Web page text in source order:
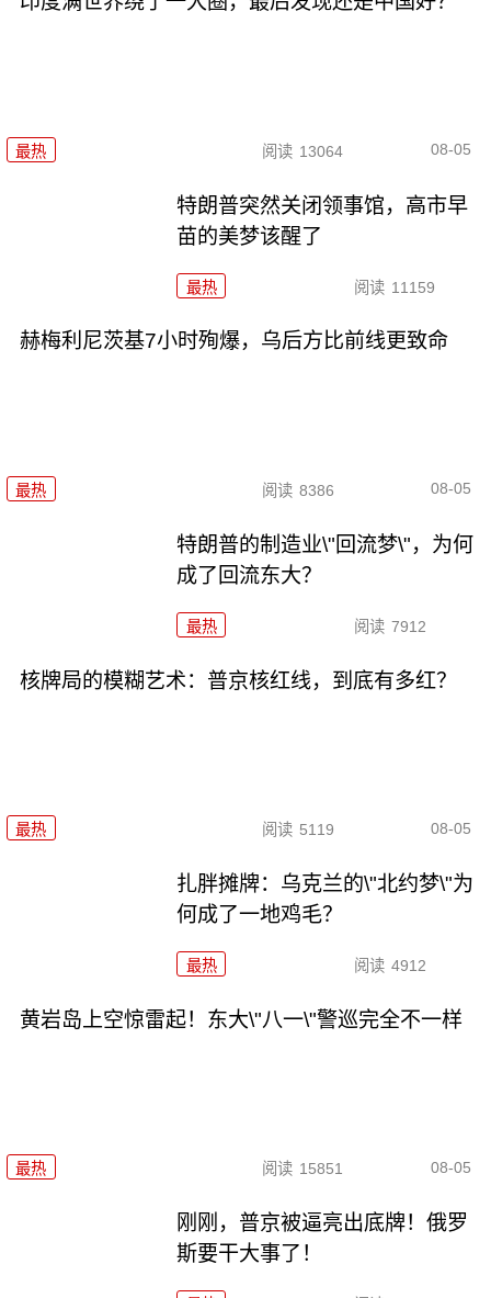
最热 阅读 13064 08-05
特朗普突然关闭领事馆，高市早
苗的美梦该醒了
最热 阅读 11159
赫梅利尼茨基7小时殉爆，乌后方比前线更致命
最热 阅读 8386 08-05
特朗普的制造业\"回流梦\"，为何
成了回流东大？
最热 阅读 7912
核牌局的模糊艺术：普京核红线，到底有多红？
最热 阅读 5119 08-05
扎胖摊牌：乌克兰的\"北约梦\"为
何成了一地鸡毛？
最热 阅读 4912
黄岩岛上空惊雷起！东大\"八一\"警巡完全不一样
最热 阅读 15851 08-05
刚刚，普京被逼亮出底牌！俄罗
斯要干大事了！